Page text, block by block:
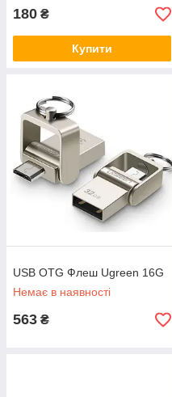
180 ₴
Купити
USB OTG Флеш Ugreen 16G
Немає в наявності
563 ₴